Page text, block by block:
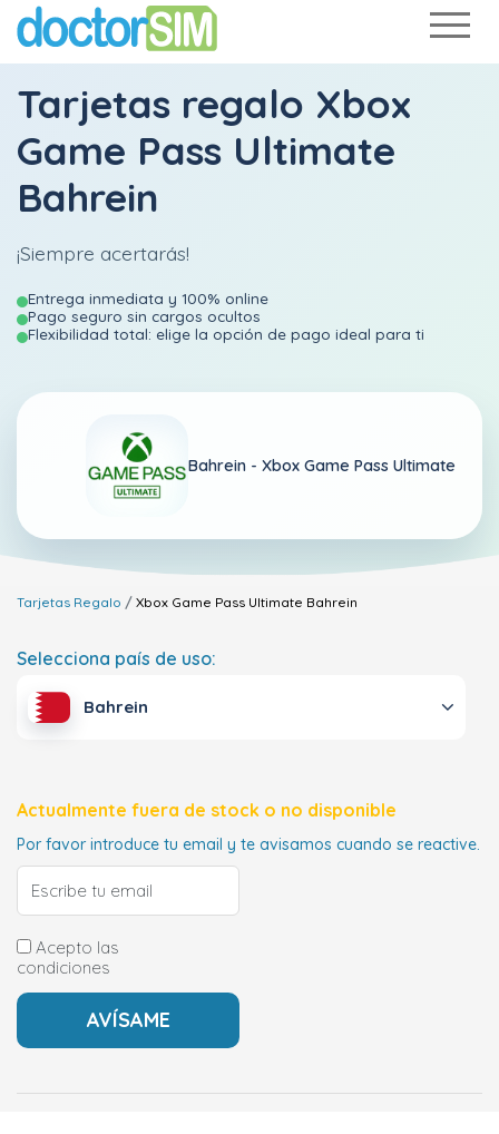
Tarjetas regalo Xbox
Game Pass Ultimate
Bahrein
¡Siempre acertarás!
Entrega inmediata y 100% online
Pago seguro sin cargos ocultos
Flexibilidad total: elige la opción de pago ideal para ti
Bahrein - Xbox Game Pass Ultimate
Tarjetas Regalo Xbox Game Pass Ultimate Bahrein
Selecciona país de uso:
Bahrein
Actualmente fuera de stock o no disponible
Por favor introduce tu email y te avisamos cuando se reactive.
Acepto las
condiciones